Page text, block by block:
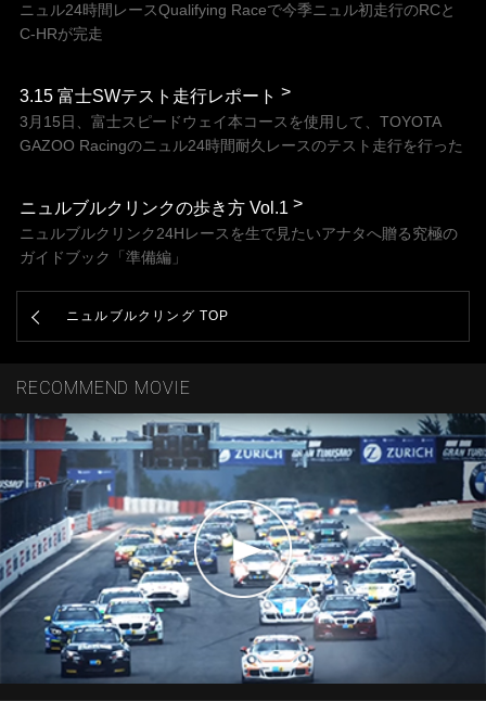
ニュル24時間レースQualifying Raceで今季ニュル初走行のRCと
C-HRが完走
3.15 富士SWテスト走行レポート
3月15日、富士スピードウェイ本コースを使用して、TOYOTA
GAZOO Racingのニュル24時間耐久レースのテスト走行を行った
ニュルブルクリンクの歩き方 Vol.1
ニュルブルクリンク24Hレースを生で見たいアナタへ贈る究極の
ガイドブック「準備編」
ニュルブルクリング TOP
RECOMMEND MOVIE